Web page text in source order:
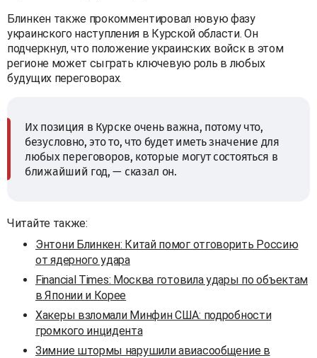
Блинкен также прокомментировал новую фазу
украинского наступления в Курской области. Он
подчеркнул, что положение украинских войск в этом
регионе может сыграть ключевую роль в любых
будущих переговорах.
Их позиция в Курске очень важна, потому что,
безусловно, это то, что будет иметь значение для
любых переговоров, которые могут состояться в
ближайший год, — сказал он.
Читайте также:
Энтони Блинкен: Китай помог отговорить Россию
от ядерного удара
Financial Times: Москва готовила удары по объектам
в Японии и Корее
Хакеры взломали Минфин США: подробности
громкого инцидента
Зимние штормы нарушили авиасообщение в